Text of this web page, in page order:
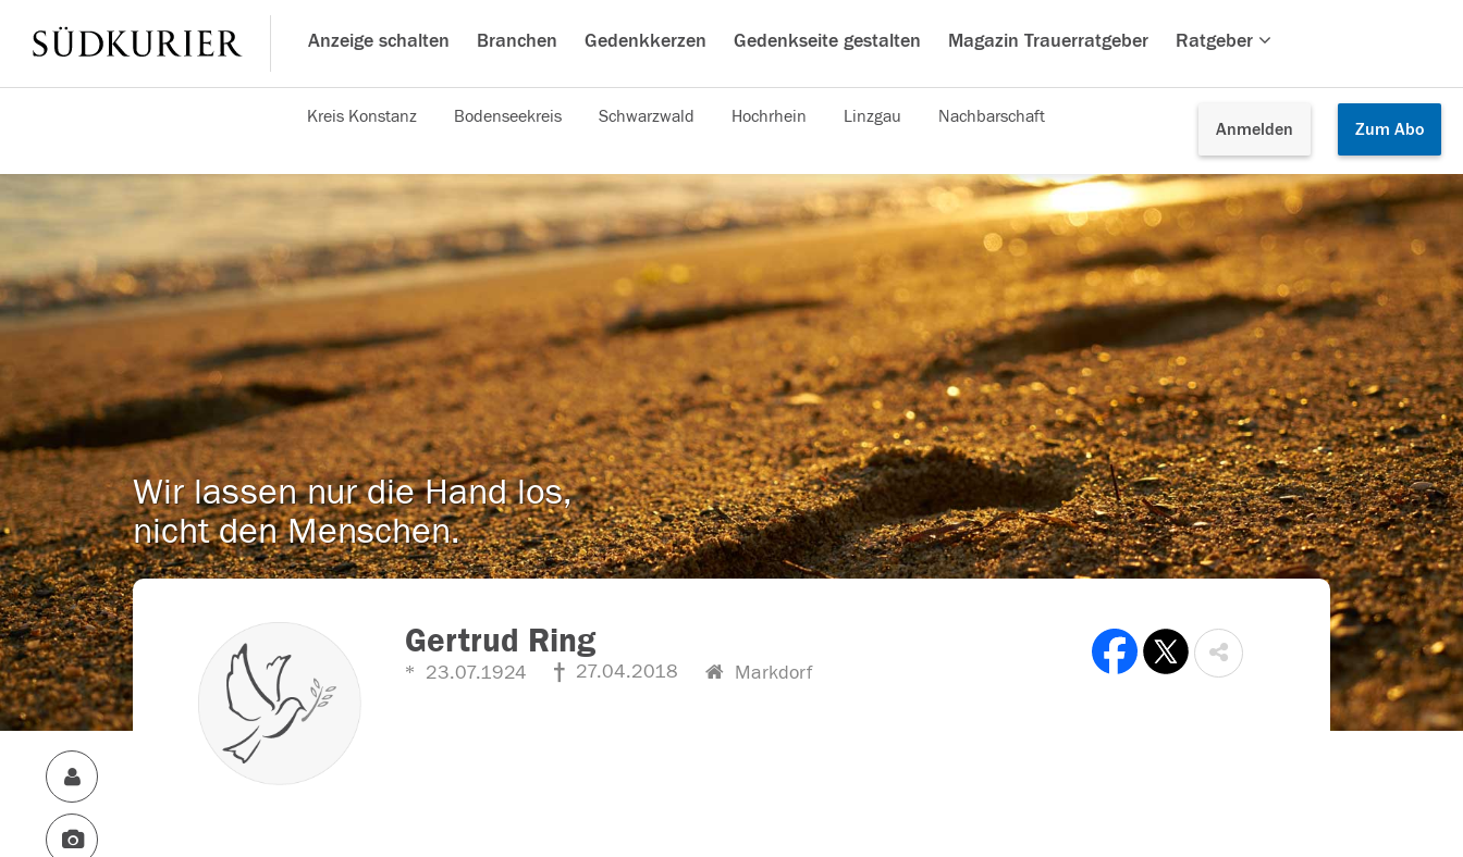
Anzeige schalten Branchen Gedenkkerzen Gedenkseite gestalten Magazin Trauerratgeber Ratgeber
Anmelden Zum Abo
Kreis Konstanz Bodenseekreis Schwarzwald Hochrhein Linzgau Nachbarschaft
Wir lassen nur die Hand los,
nicht den Menschen.
Gertrud Ring
23.07.1924 27.04.2018 Markdorf